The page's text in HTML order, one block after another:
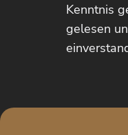
Kenntnis
gelesen